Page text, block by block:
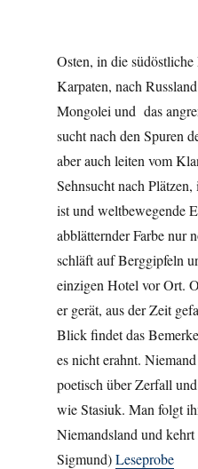
Osten, in die
Karpaten, nach
Mongolei und das
sucht nach den Spuren
aber auch leiten vom
Sehnsucht nach
ist und weltbewegende
abblätternder Farbe nur
schläft auf Berggipfeln
einzigen Hotel vor Ort.
er gerät, aus der Zeit
Blick findet das
es nicht erahnt.
poetisch über Zerfall
wie Stasiuk. Man folgt
Niemandsland und
Sigmund)Leseprobe